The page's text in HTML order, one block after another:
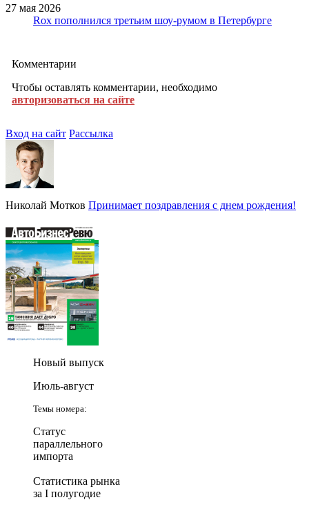
27 мая 2026
Rox пополнился третьим шоу-румом в Петербурге
Комментарии
Чтобы оставлять комментарии, необходимо
авторизоваться на сайте
Вход на сайт Рассылка
Николай Мотков Принимает поздравления с днем рождения!
Новый выпуск
Июль-август
Темы номера:
Статус
параллельного
импорта
Статистика рынка
за I полугодие